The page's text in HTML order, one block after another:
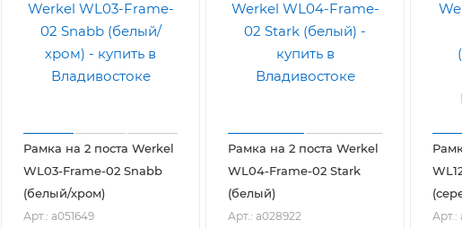
Рамка на 2 поста Werkel
WL03-Frame-02 Snabb
(белый/хром)
Арт.: a051649
Рамка на 2 поста Werkel
WL04-Frame-02 Stark
(белый)
Арт.: a028922 Арт.: